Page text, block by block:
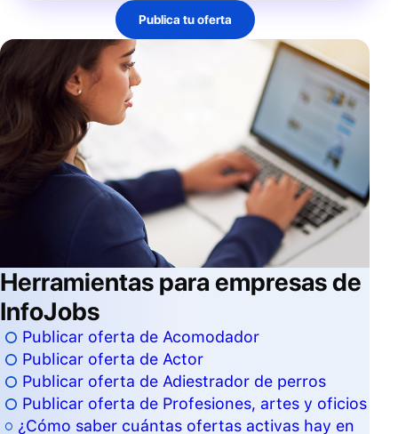
Publica tu oferta
Herramientas para empresas de
InfoJobs
Publicar oferta de Acomodador
Publicar oferta de Actor
Publicar oferta de Adiestrador de perros
Publicar oferta de Profesiones, artes y oficios
¿Cómo saber cuántas ofertas activas hay en